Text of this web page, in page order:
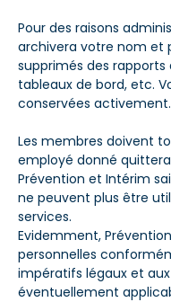
Pour des raisons
archivera votre nom et
supprimés des rapports
tableaux de bord, etc.
conservées activement.
Les membres doivent
employé donné
Prévention et Intérim
ne peuvent plus être
services.
Evidemment,
personnelles
impératifs légaux et
éventuellement